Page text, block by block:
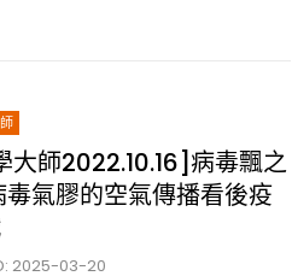
大師2022.10.16]病毒飄之
氣膠的空氣傳播看後疫
2025-03-20